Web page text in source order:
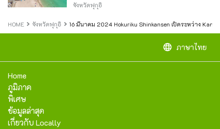
จังหวัดฟุกุอิ
HOME จังหวัดฟุกุอิ 16 มีนาคม 2024 Hokuriku Shinkansen เปิดระหว่าง
language ภาษาไทย
Home
ภูมิภาค
พิเศษ
ข้อมูลล่าสุด
เกี่ยวกับ Locally